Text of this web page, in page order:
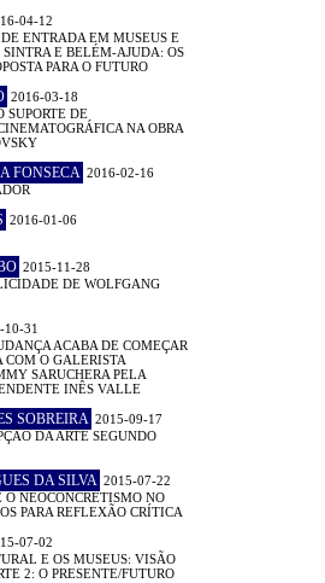
04-12
DE ENTRADA EM MUSEUS E
E BELÉM-AJUDA: OS
PARA O FUTURO
2016-03-18
SUPORTE DE
NA OBRA
FONSECA 2016-02-16
2016-01-06
2015-11-28
DE WOLFGANG
10-31
ACABA DE COMEÇAR
COM O GALERISTA
SARUCHERA PELA
INÊS VALLE
SOBREIRA 2015-09-17
DA ARTE SEGUNDO
DA SILVA 2015-07-22
O NEOCONCRETISMO NO
PARA REFLEXÃO CRÍTICA
07-02
E OS MUSEUS: VISÃO
2: O PRESENTE/FUTURO